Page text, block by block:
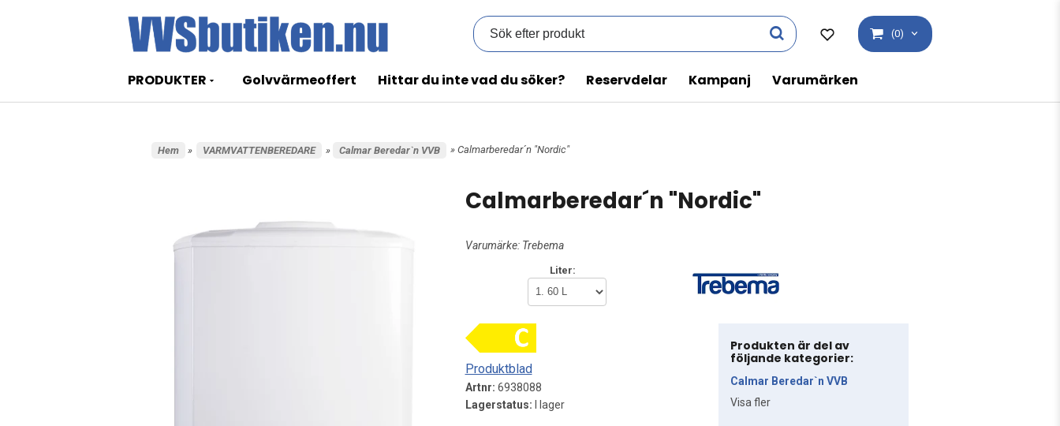
(0)
PRODUKTER Golvvärmeoffert Hittar du inte vad du söker? Reservdelar Kampanj Varumärken
Hem » VARMVATTENBEREDARE » Calmar Beredar`n VVB » Calmarberedar´n "Nordic"
Calmarberedar´n "Nordic"
Varumärke: Trebema
Liter:
Produktblad
Artnr: 6938088
Lagerstatus: I lager
Produkten är del av
följande kategorier:
Calmar Beredar`n VVB
Visa fler